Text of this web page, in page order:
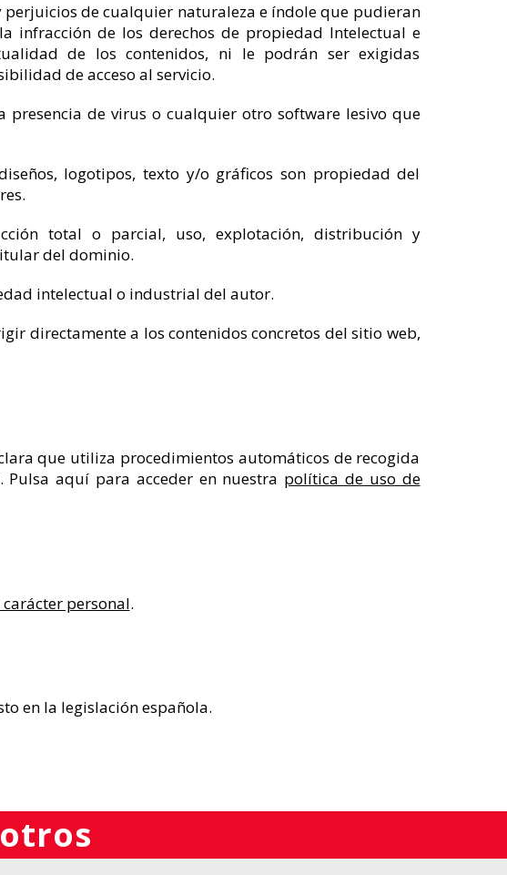
de cualquier naturaleza e índole que pudieran
infracción de los derechos de propiedad Intelectual e
de los contenidos, ni le podrán ser exigidas
de acceso al servicio.
de virus o cualquier otro software lesivo que
logotipos, texto y/o gráficos son propiedad del
total o parcial, uso, explotación, distribución y
del dominio.
intelectual o industrial del autor.
directamente a los contenidos concretos del sitio web,
que utiliza procedimientos automáticos de recogida
aquí para acceder en nuestra política de uso de
personal.
en la legislación española.